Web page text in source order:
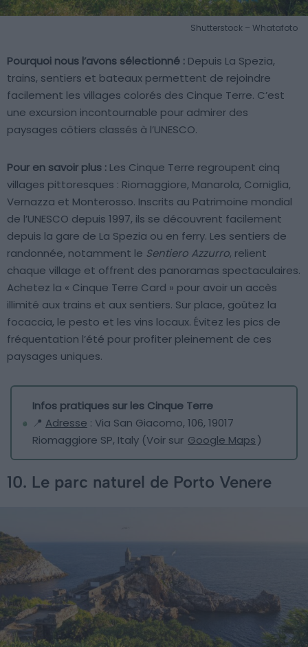
Shutterstock – Whatafoto
Pourquoi nous l’avons sélectionné : Depuis La Spezia,
trains, sentiers et bateaux permettent de rejoindre
facilement les villages colorés des Cinque Terre. C’est
une excursion incontournable pour admirer des
paysages côtiers classés à l’UNESCO.
Pour en savoir plus : Les Cinque Terre regroupent cinq
villages pittoresques : Riomaggiore, Manarola, Corniglia,
Vernazza et Monterosso. Inscrits au Patrimoine mondial
de l’UNESCO depuis 1997, ils se découvrent facilement
depuis la gare de La Spezia ou en ferry. Les sentiers de
randonnée, notamment le Sentiero Azzurro, relient
chaque village et offrent des panoramas spectaculaires.
Achetez la « Cinque Terre Card » pour avoir un accès
illimité aux trains et aux sentiers. Sur place, goûtez la
focaccia, le pesto et les vins locaux. Évitez les pics de
fréquentation l’été pour profiter pleinement de ces
paysages uniques.
Infos pratiques sur les Cinque Terre
📍 Adresse : Via San Giacomo, 106, 19017
Riomaggiore SP, Italy (Voir sur Google Maps)
10. Le parc naturel de Porto Venere